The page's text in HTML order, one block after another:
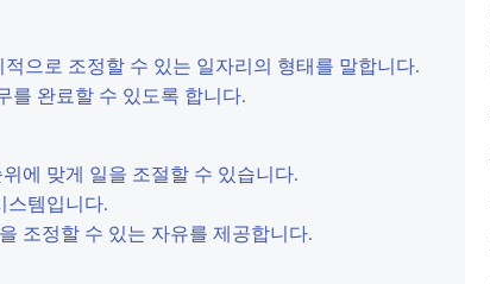
으로 조정할 수 있는 일자리의 형태를 말합니다.
를 완료할 수 있도록 합니다.
에 맞게 일을 조절할 수 있습니다.
스템입니다.
조정할 수 있는 자유를 제공합니다.